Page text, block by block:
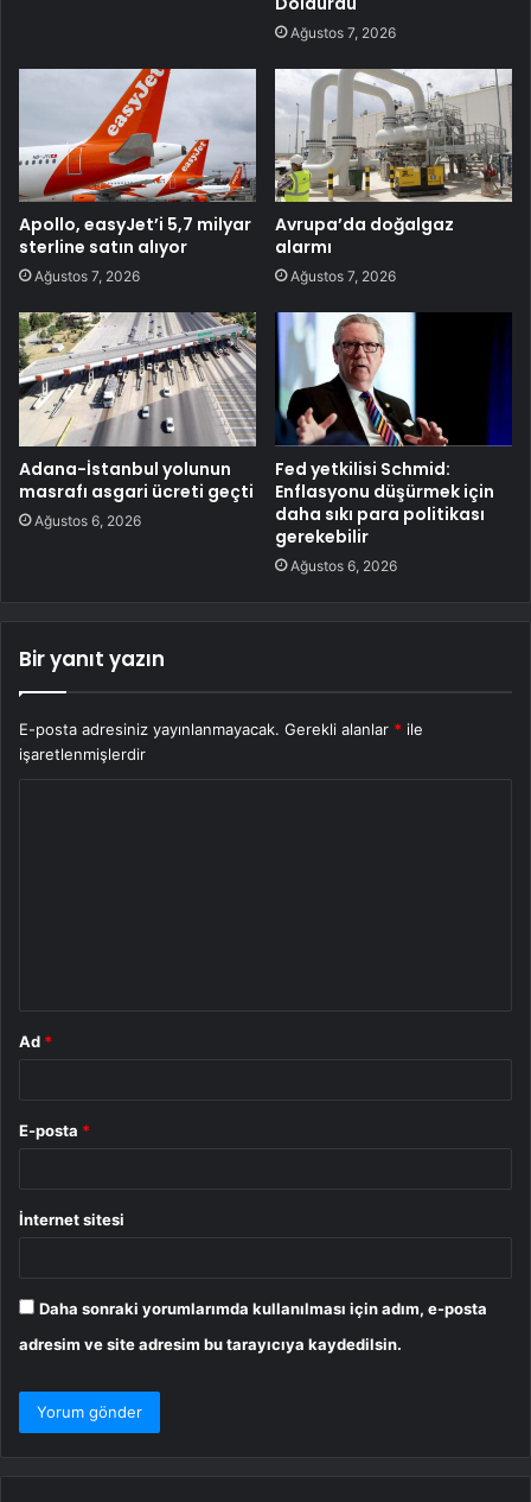
Ağustos 7, 2026
Apollo, easyJet’i 5,7 milyar
sterline satın alıyor
Ağustos 7, 2026
Avrupa’da doğalgaz
alarmı
Ağustos 7, 2026
Adana-İstanbul yolunun
masrafı asgari ücreti geçti
Ağustos 6, 2026
Fed yetkilisi Schmid:
Enflasyonu düşürmek için
daha sıkı para politikası
gerekebilir
Ağustos 6, 2026
Bir yanıt yazın
E-posta adresiniz yayınlanmayacak. Gerekli alanlar * ile
işaretlenmişlerdir
Ad *
E-posta *
İnternet sitesi
Daha sonraki yorumlarımda kullanılması için adım, e-posta
adresim ve site adresim bu tarayıcıya kaydedilsin.